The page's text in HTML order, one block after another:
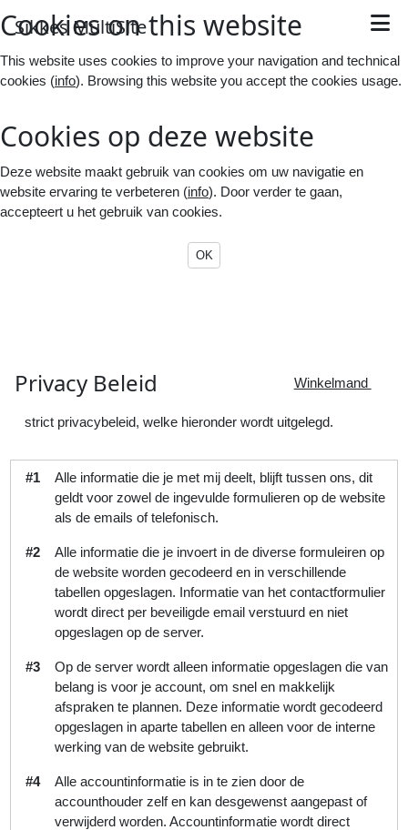
Cookies on this website
This website uses cookies to improve your navigation and technical
cookies (info). Browsing this website you accept the cookies usage.
Cookies op deze website
Deze website maakt gebruik van cookies om uw navigatie en
website ervaring te verbeteren (info). Door verder te gaan,
accepteert u het gebruik van cookies.
OK
SikkesMultiSite
Privacy Beleid Winkelmand
strict privacybeleid, welke hieronder wordt uitgelegd.
#1
Alle informatie die je met mij deelt, blijft tussen ons, dit
geldt voor zowel de ingevulde formulieren op de website
als de emails of telefonisch.
#2
Alle informatie die je invoert in de diverse formuleiren op
de website worden gecodeerd en in verschillende
tabellen opgeslagen. Informatie van het contactformulier
wordt direct per beveiligde email verstuurd en niet
opgeslagen op de server.
#3
Op de server wordt alleen informatie opgeslagen die van
belang is voor je account, om snel en makkelijk
afspraken te plannen. Deze informatie wordt gecodeerd
opgeslagen in aparte tabellen en alleen voor de interne
werking van de website gebruikt.
#4
Alle accountinformatie is in te zien door de
accounthouder zelf en kan desgewenst aangepast of
verwijderd worden. Accountinformatie wordt direct